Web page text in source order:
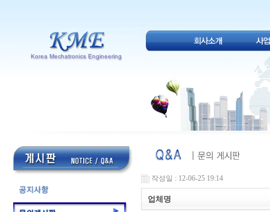
작성일 : 12-06-25 19:14
업체명